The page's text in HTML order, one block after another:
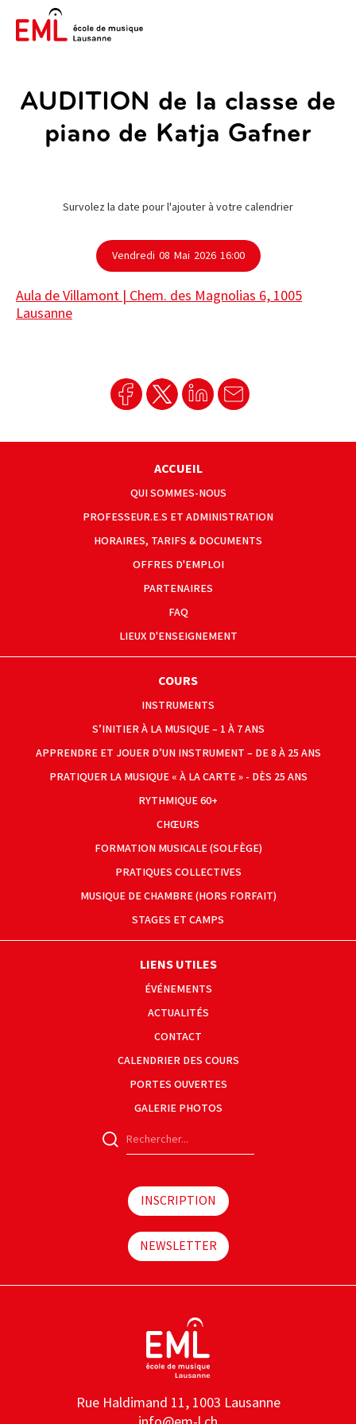
AUDITION de la classe de
piano de Katja Gafner
Survolez la date pour l'ajouter à votre calendrier
Vendredi 08 Mai 2026 16:00
Aula de Villamont | Chem. des Magnolias 6, 1005
Lausanne
ACCUEIL
QUI SOMMES-NOUS
PROFESSEUR.E.S ET ADMINISTRATION
HORAIRES, TARIFS & DOCUMENTS
OFFRES D'EMPLOI
PARTENAIRES
FAQ
LIEUX D'ENSEIGNEMENT
COURS
INSTRUMENTS
S’INITIER À LA MUSIQUE – 1 À 7 ANS
APPRENDRE ET JOUER D’UN INSTRUMENT – DE 8 À 25 ANS
PRATIQUER LA MUSIQUE « À LA CARTE » - DÈS 25 ANS
RYTHMIQUE 60+
CHŒURS
FORMATION MUSICALE (SOLFÈGE)
PRATIQUES COLLECTIVES
MUSIQUE DE CHAMBRE (HORS FORFAIT)
STAGES ET CAMPS
LIENS UTILES
ÉVÉNEMENTS
ACTUALITÉS
CONTACT
CALENDRIER DES COURS
PORTES OUVERTES
GALERIE PHOTOS
INSCRIPTION
NEWSLETTER
Rue Haldimand 11, 1003 Lausanne